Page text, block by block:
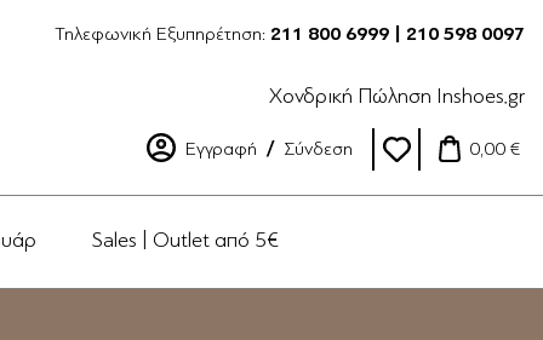
Τηλεφωνική Εξυπηρέτηση: 211 800 6999 | 210 598 0097
Χονδρική Πώληση Inshoes.gr
Εγγραφή Σύνδεση 0,00 €
Sales | Outlet από 5€